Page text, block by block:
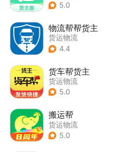
5.0
物流帮帮货主
货运物流
4.4
货车帮货主
货运物流
5.0
搬运帮
货运物流
5.0